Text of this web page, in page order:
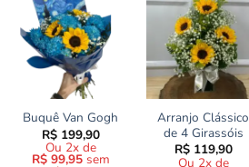
Buquê Van Gogh
R$199,90
Ou 2x de
R$99,95 sem
Arranjo Clássico
de 4 Girassóis
R$119,90
Ou 2x de